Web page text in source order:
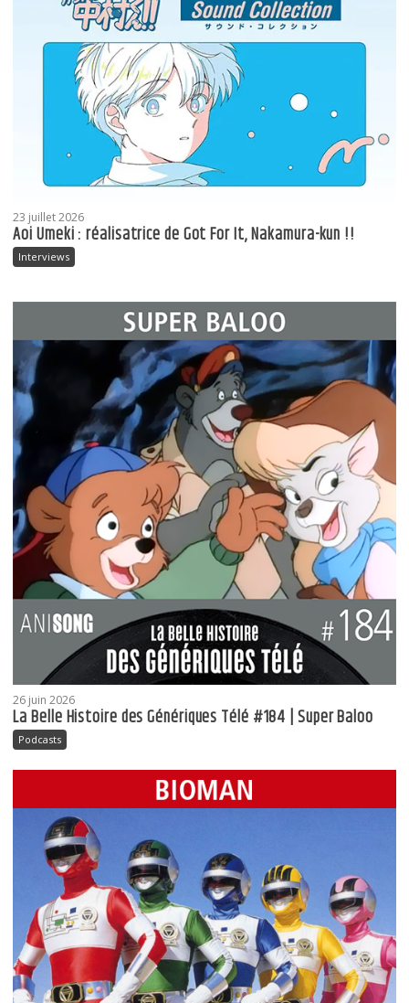
23 juillet 2026
Aoi Umeki : réalisatrice de Got For It, Nakamura-kun !!
Interviews
26 juin 2026
La Belle Histoire des Génériques Télé #184 | Super Baloo
Podcasts